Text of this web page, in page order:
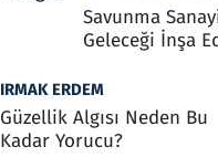
Savunma
Geleceği İnşa
IRMAK ERDEM
Güzellik Algısı Neden Bu
Kadar Yorucu?